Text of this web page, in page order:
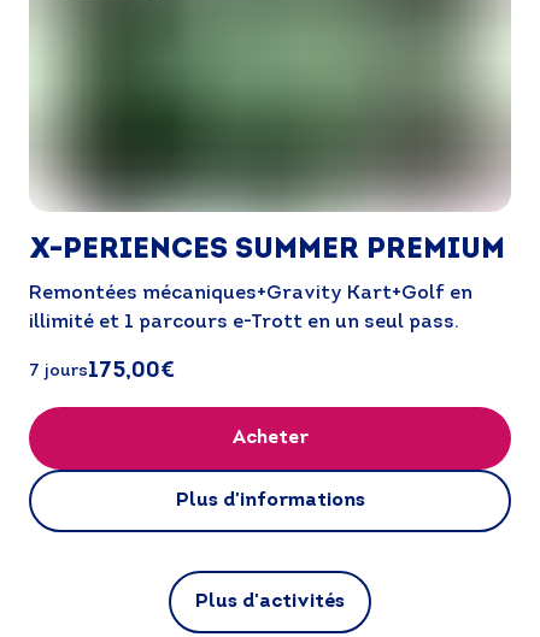
X-PERIENCES SUMMER PREMIUM
Remontées mécaniques+Gravity Kart+Golf en
illimité et 1 parcours e-Trott en un seul pass.
7 jours175,00€
Acheter
Plus d'informations
Plus d'activités